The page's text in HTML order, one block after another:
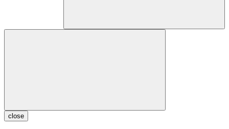
close